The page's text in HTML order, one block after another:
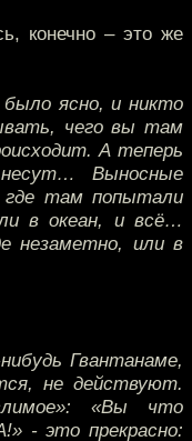
конечно – это же
ясно, и никто
чего вы там
А теперь
Выносные
там попытали
в океан, и всё…
незаметно, или в
Гвантанаме,
не действуют.
«Вы что
- это прекрасно: